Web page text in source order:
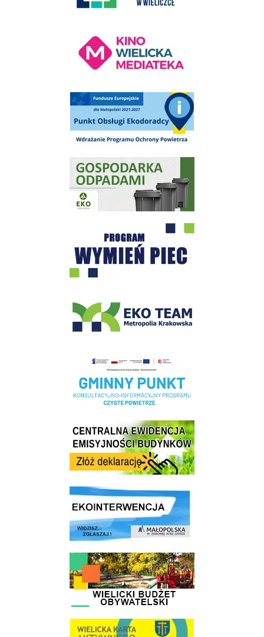
Punkt Obsługi Ekodoradcy Wieliczka
Gospodarka odpadami na terenie Miasta i Gminy Wieliczka
Program "Czyste Powietrze" - Wieliczka
Realizacja Programu Czyste Powietrze w Gminie Wieliczka
Centrala Ewidencja Emisyjności Budynków - złóż deklarację
link do strony ekointerwencja dot.- powietrza
link do strony - Wielicki Budżet Obywatelski
link do strony Wielicka Karta Aktywnego Seniora